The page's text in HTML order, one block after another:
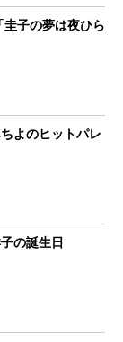
子の夢は夜ひら
よのヒットパレ
の誕生日